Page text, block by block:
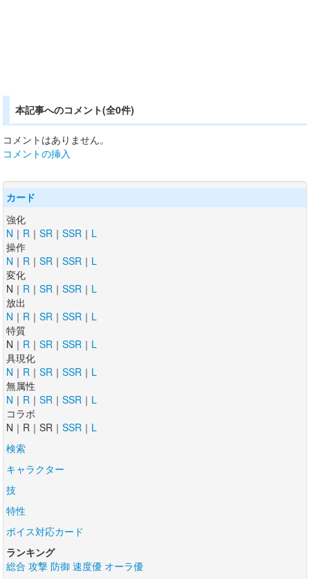
本記事へのコメント(全0件)
コメントはありません。
コメントの挿入
カード
強化
N ｜ R ｜ SR ｜ SSR ｜ L
操作
N ｜ R ｜ SR ｜ SSR ｜ L
変化
N｜ R ｜ SR ｜ SSR ｜ L
放出
N ｜ R ｜ SR ｜ SSR ｜ L
特質
N｜ R ｜ SR ｜ SSR ｜ L
具現化
N ｜ R ｜ SR ｜ SSR ｜ L
無属性
N ｜ R ｜ SR ｜ SSR ｜ L
コラボ
N｜R｜SR｜ SSR ｜ L
検索
キャラクター
技
特性
ボイス対応カード
ランキング
総合 攻撃 防御 速度優 オーラ優